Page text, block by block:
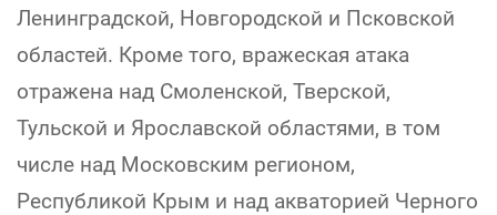
Ленинградской, Новгородской и Псковской
областей. Кроме того, вражеская атака
отражена над Смоленской, Тверской,
Тульской и Ярославской областями, в том
числе над Московским регионом,
Республикой Крым и над акваторией Черного